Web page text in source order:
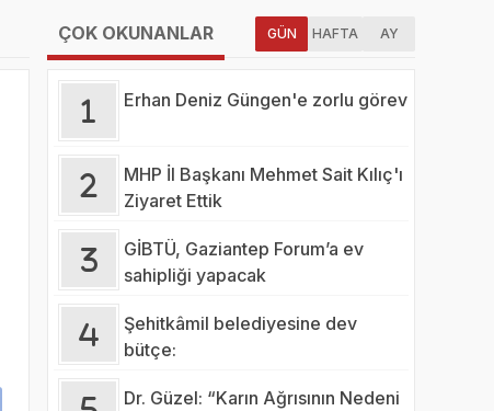
ÇOK OKUNANLAR GÜN HAFTA AY
Erhan Deniz Güngen'e zorlu görev
MHP İl Başkanı Mehmet Sait Kılıç'ı
Ziyaret Ettik
GİBTÜ, Gaziantep Forum’a ev
sahipliği yapacak
Şehitkâmil belediyesine dev
bütçe:
Dr. Güzel: “Karın Ağrısının Nedeni